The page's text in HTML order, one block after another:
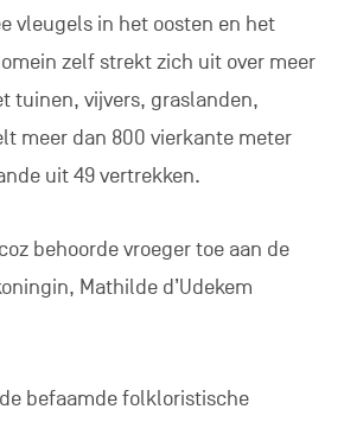
vleugels in het oosten en het
zelf strekt zich uit over meer
tuinen, vijvers, graslanden,
meer dan 800 vierkante meter
uit 49 vertrekken.
behoorde vroeger toe aan de
Mathilde d’Udekem
befaamde folkloristische